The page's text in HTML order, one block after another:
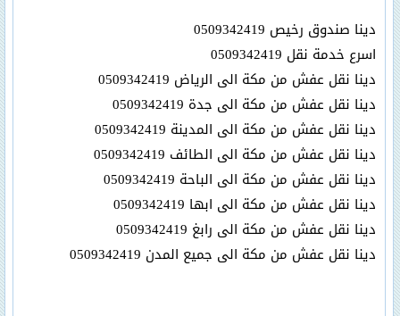
دينا صندوق رخيص 0509342419
اسرع خدمة نقل 0509342419
دينا نقل عفش من مكة الى الرياض 0509342419
دينا نقل عفش من مكة الى جدة 0509342419
دينا نقل عفش من مكة الى المدينة 0509342419
دينا نقل عفش من مكة الى الطائف 0509342419
دينا نقل عفش من مكة الى الباحة 0509342419
دينا نقل عفش من مكة الى ابها 0509342419
دينا نقل عفش من مكة الى رابغ 0509342419
دينا نقل عفش من مكة الى جميع المدن 0509342419